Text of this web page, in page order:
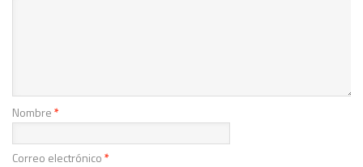
Nombre*
Correo electrónico*